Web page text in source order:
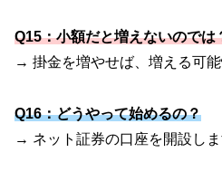
Q15：小額だと増えないのでは
→ 掛金を増やせば、増える可能
Q16：どうやって始めるの？
→ ネット証券の口座を開設しま